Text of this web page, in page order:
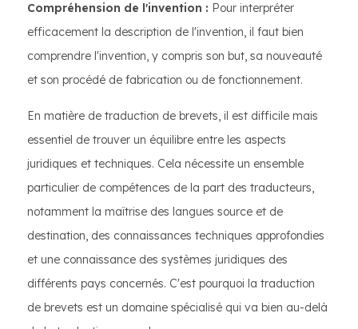
Compréhension de l'invention : Pour interpréter
efficacement la description de l'invention, il faut bien
comprendre l'invention, y compris son but, sa nouveauté
et son procédé de fabrication ou de fonctionnement.
En matière de traduction de brevets, il est difficile mais
essentiel de trouver un équilibre entre les aspects
juridiques et techniques. Cela nécessite un ensemble
particulier de compétences de la part des traducteurs,
notamment la maîtrise des langues source et de
destination, des connaissances techniques approfondies
et une connaissance des systèmes juridiques des
différents pays concernés. C'est pourquoi la traduction
de brevets est un domaine spécialisé qui va bien au-delà